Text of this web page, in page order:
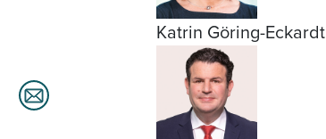
Katrin Göring-Eckardt